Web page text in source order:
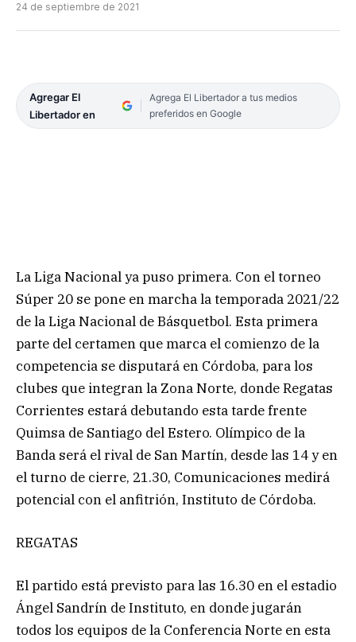
24 de septiembre de 2021
Agregar El
Libertador en
Agrega El Libertador a tus medios
preferidos en Google
La Liga Nacional ya puso primera. Con el torneo
Súper 20 se pone en marcha la temporada 2021/22
de la Liga Nacional de Básquetbol. Esta primera
parte del certamen que marca el comienzo de la
competencia se disputará en Córdoba, para los
clubes que integran la Zona Norte, donde Regatas
Corrientes estará debutando esta tarde frente
Quimsa de Santiago del Estero. Olímpico de la
Banda será el rival de San Martín, desde las 14 y en
el turno de cierre, 21.30, Comunicaciones medirá
potencial con el anfitrión, Instituto de Córdoba.
REGATAS
El partido está previsto para las 16.30 en el estadio
Ángel Sandrín de Instituto, en donde jugarán
todos los equipos de la Conferencia Norte en esta